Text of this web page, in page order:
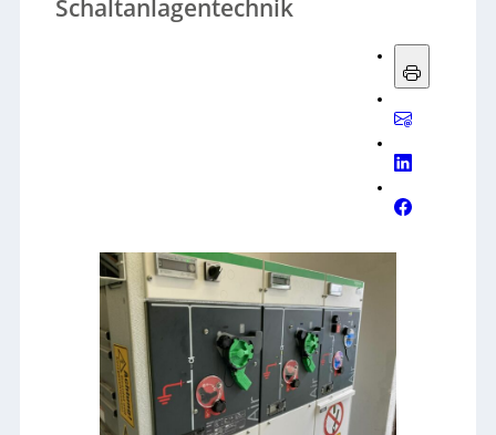
Schaltanlagentechnik